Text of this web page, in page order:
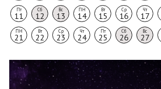
Пт
11
Сб
12
Вс
13
ПН
14
Вт
15
Ср
16
Чт
17
ПН
21
Вт
22
Ср
23
Чт
24
Пт
25
Сб
26
Вс
27